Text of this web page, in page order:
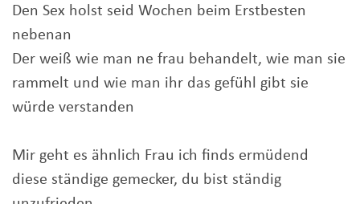
Den Sex holst seid Wochen beim Erstbesten
nebenan
Der weiß wie man ne frau behandelt, wie man sie
rammelt und wie man ihr das gefühl gibt sie
würde verstanden
Mir geht es ähnlich Frau ich finds ermüdend
diese ständige gemecker, du bist ständig